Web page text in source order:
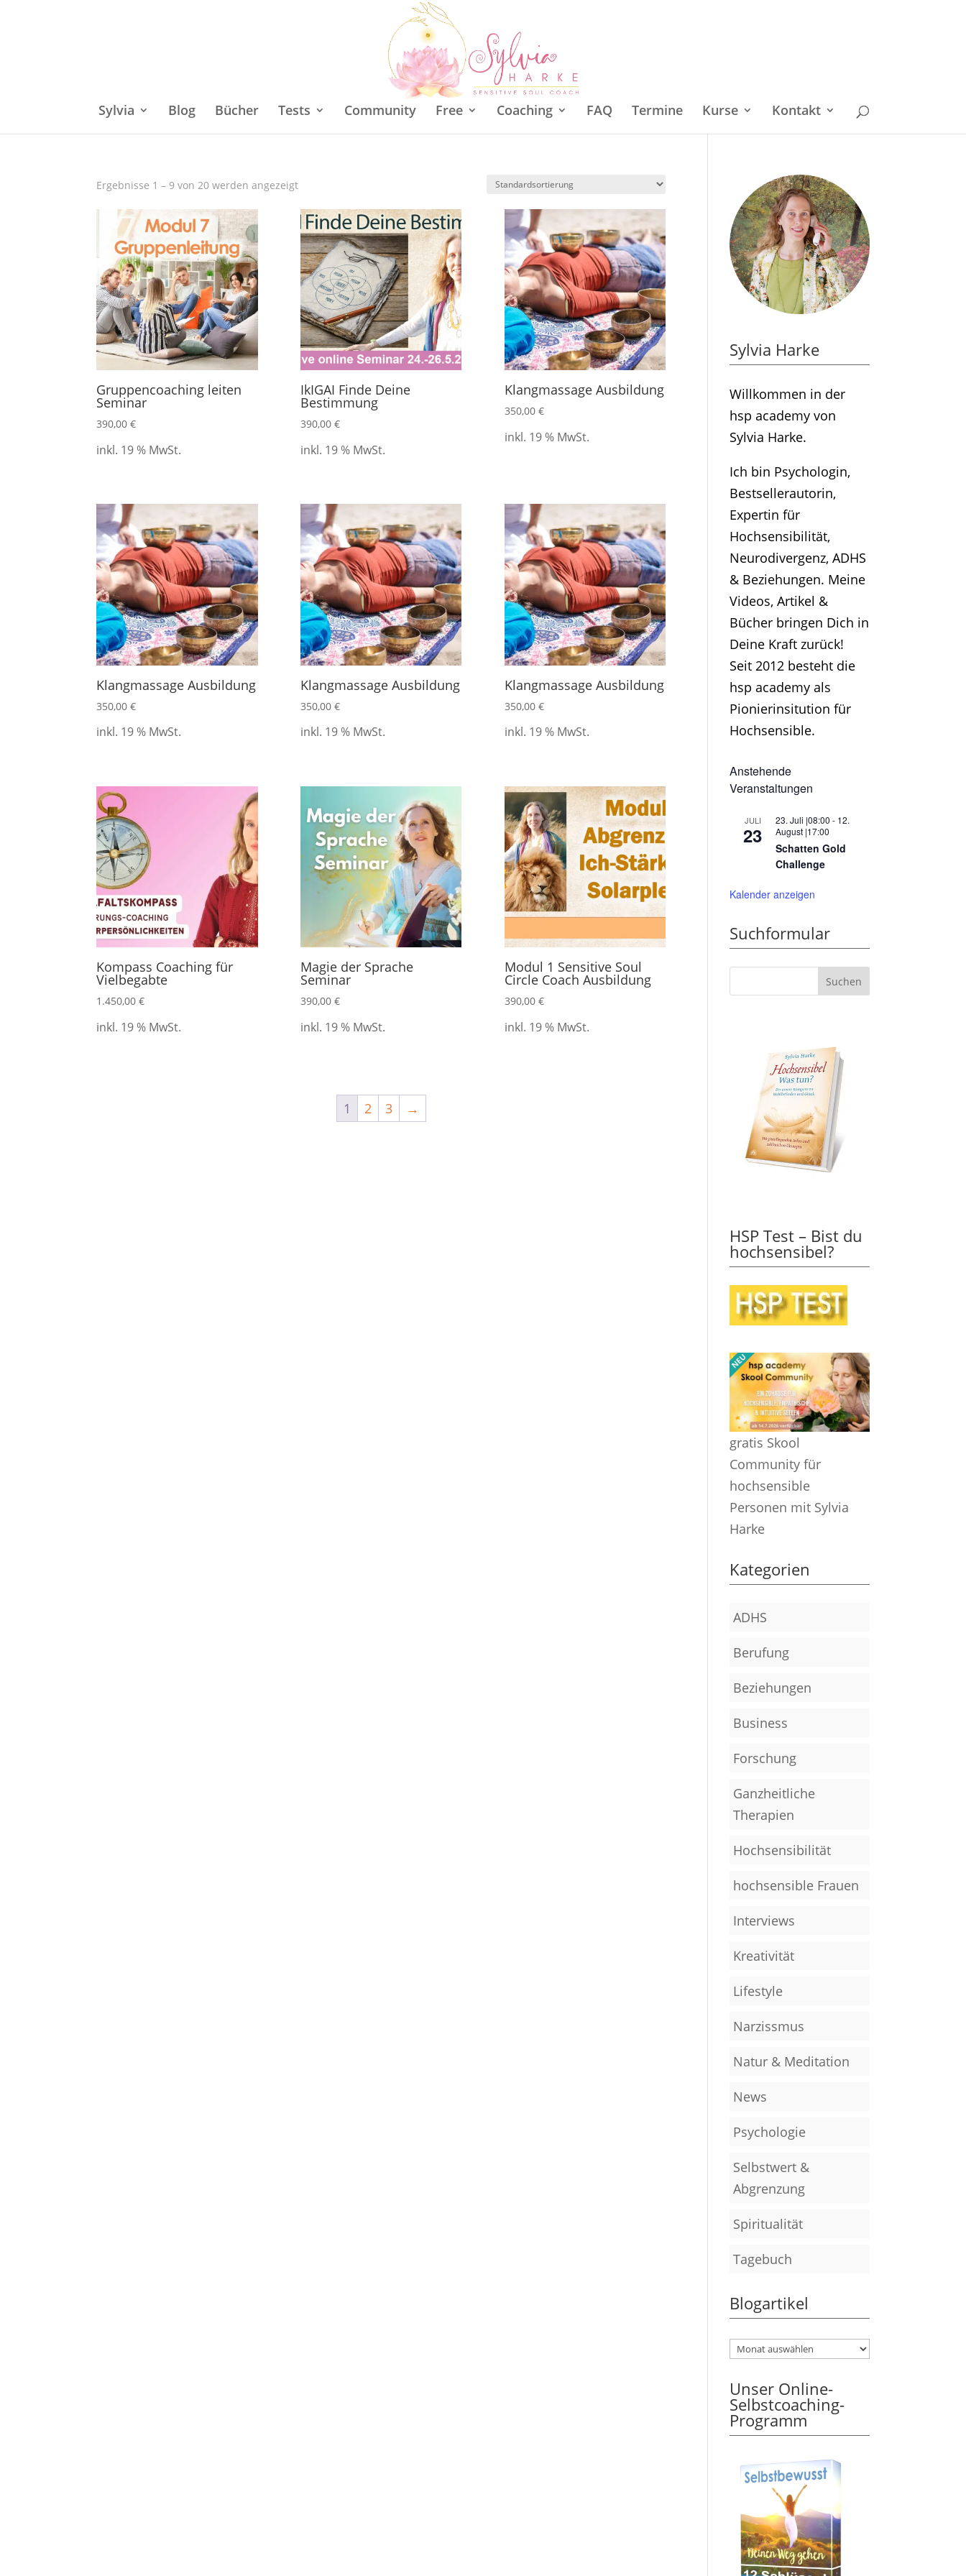
Sylvia Blog Bücher Tests Community Free Coaching FAQ Termine Kurse Kontakt
Ergebnisse 1 – 9 von 20 werden angezeigt
Gruppencoaching leiten
Seminar
390,00€
inkl. 19 % MwSt.
IkIGAI Finde Deine
Bestimmung
390,00 €
inkl. 19 % MwSt.
Klangmassage Ausbildung
350,00 €
inkl. 19 % MwSt.
Klangmassage Ausbildung
350,00€
inkl. 19 % MwSt.
Klangmassage Ausbildung
350,00 €
inkl. 19 % MwSt.
Klangmassage Ausbildung
350,00 €
inkl. 19 % MwSt.
Kompass Coaching für
Vielbegabte
1.450,00€
inkl. 19 % MwSt.
Magie der Sprache
Seminar
390,00 €
inkl. 19 % MwSt.
Modul 1 Sensitive Soul
Circle Coach Ausbildung
390,00 €
inkl. 19 % MwSt.
1 2 3 →
Sylvia Harke
Willkommen in der
hsp academy von
Sylvia Harke.
Ich bin Psychologin,
Bestsellerautorin,
Expertin für
Hochsensibilität,
Neurodivergenz, ADHS
& Beziehungen. Meine
Videos, Artikel &
Bücher bringen Dich in
Deine Kraft zurück!
Seit 2012 besteht die
hsp academy als
Pionierinsitution für
Hochsensible.
Anstehende
Veranstaltungen
JULI
23
23. Juli |08:00 - 12.
August |17:00
Schatten Gold
Challenge
Kalender anzeigen
Suchformular
HSP Test – Bist du
hochsensibel?
gratis Skool
Community für
hochsensible
Personen mit Sylvia
Harke
Kategorien
ADHS
Berufung
Beziehungen
Business
Forschung
Ganzheitliche
Therapien
Hochsensibilität
hochsensible Frauen
Interviews
Kreativität
Lifestyle
Narzissmus
Natur & Meditation
News
Psychologie
Selbstwert &
Abgrenzung
Spiritualität
Tagebuch
Blogartikel
Unser Online-
Selbstcoaching-
Programm